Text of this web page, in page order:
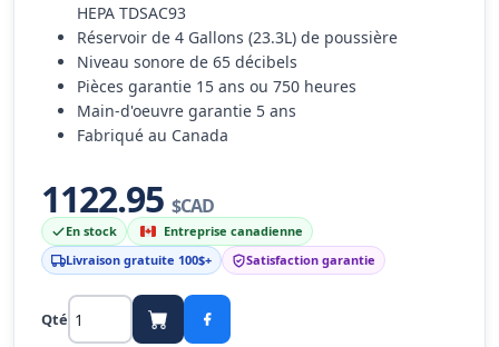
HEPA TDSAC93
Réservoir de 4 Gallons (23.3L) de poussière
Niveau sonore de 65 décibels
Pièces garantie 15 ans ou 750 heures
Main-d'oeuvre garantie 5 ans
Fabriqué au Canada
1122.95$CAD
En stock
Entreprise canadienne
Livraison gratuite 100$+
Satisfaction garantie
Qté